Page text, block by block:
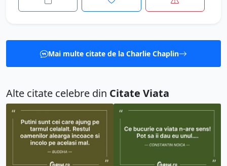
Mai multe citate de la Charlie Chaplin
Alte citate celebre din Citate Viata